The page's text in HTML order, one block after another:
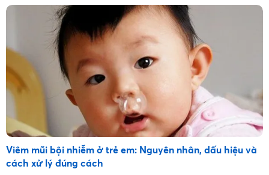
Viêm mũi bội nhiễm ở trẻ em: Nguyên nhân, dấu hiệu và
cách xử lý đúng cách